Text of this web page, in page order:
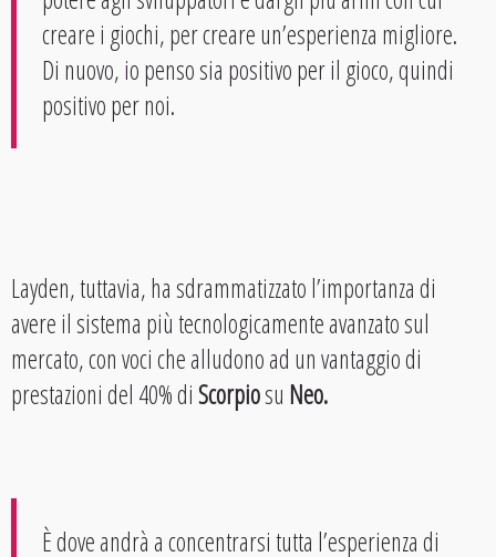
creare i giochi, per creare un’esperienza migliore.
Di nuovo, io penso sia positivo per il gioco, quindi
positivo per noi.
Layden, tuttavia, ha sdrammatizzato l’importanza di
avere il sistema più tecnologicamente avanzato sul
mercato, con voci che alludono ad un vantaggio di
prestazioni del 40% diScorpiosu Neo.
È dove andrà a concentrarsi tutta l’esperienza di